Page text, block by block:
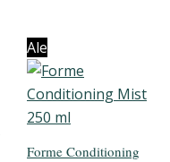
Ale
Forme Conditioning